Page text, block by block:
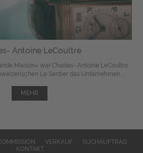
Antoine LeCoultre
Maison« war Charles- Antoine LeCoultre.
Le Sentier das Unternehmen ...
MEHR
VERKAUF
SUCHAUFTRAG
KONTAKT